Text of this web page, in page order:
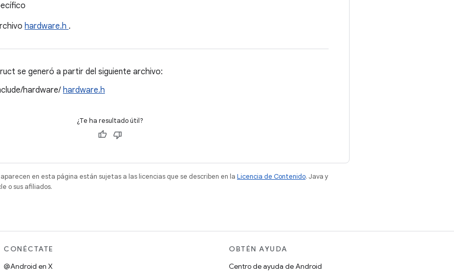
hardware.h .
se generó a partir del siguiente archivo:
hardware/ hardware.h
¿Te ha resultado útil?
en esta página están sujetas a las licencias que se describen en la Licencia de Contenido. Java y
o sus afiliados.
CONÉCTATE
@Android en X
OBTÉN AYUDA
Centro de ayuda de Android